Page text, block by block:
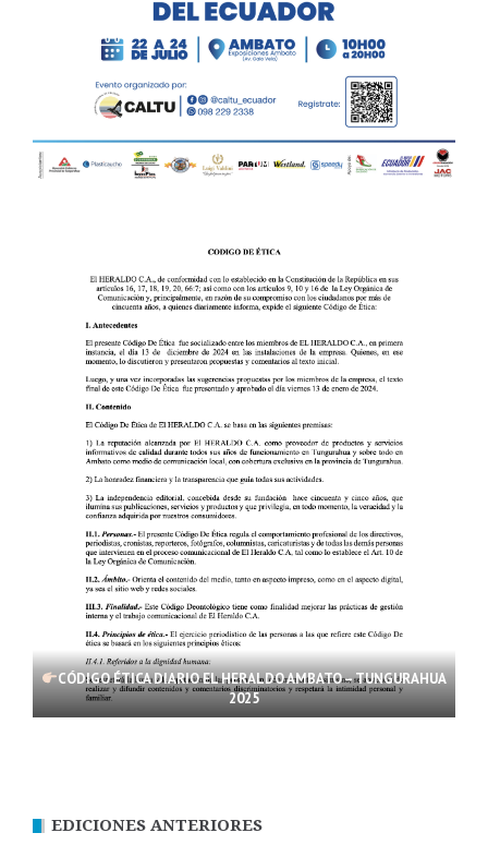
CÓDIGO ÉTICA DIARIO EL HERALDO AMBATO – TUNGURAHUA
2025
EDICIONES ANTERIORES